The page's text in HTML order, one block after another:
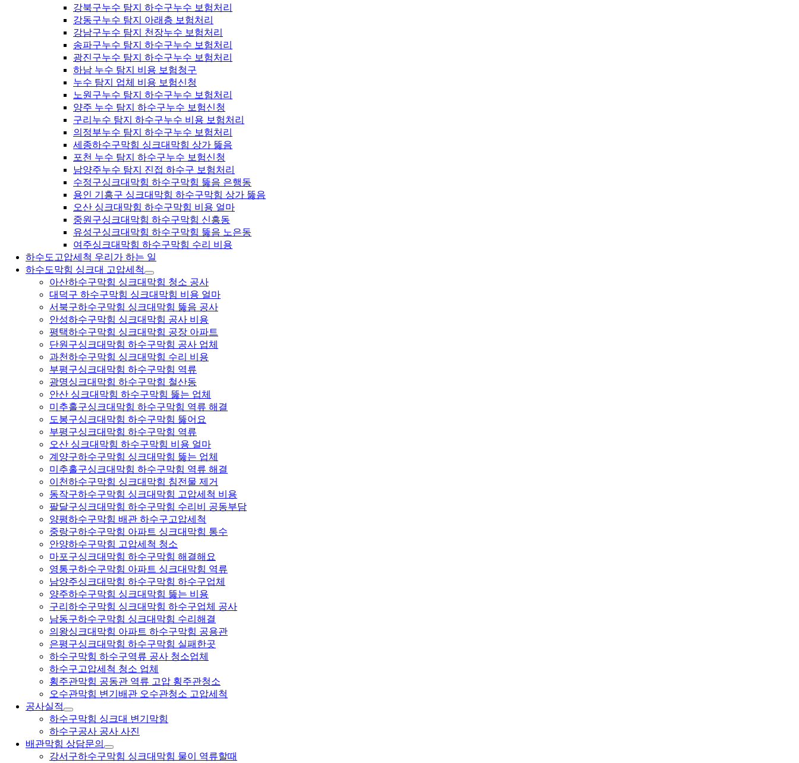
강북구누수 탐지 하수구누수 보험처리
강동구누수 탐지 아래층 보험처리
강남구누수 탐지 천장누수 보험처리
송파구누수 탐지 하수구누수 보험처리
광진구누수 탐지 하수구누수 보험처리
하남 누수 탐지 비용 보험청구
누수 탐지 업체 비용 보험신청
노원구누수 탐지 하수구누수 보험처리
양주 누수 탐지 하수구누수 보험신청
구리누수 탐지 하수구누수 비용 보험처리
의정부누수 탐지 하수구누수 보험처리
세종하수구막힘 싱크대막힘 상가 뚫음
포천 누수 탐지 하수구누수 보험신청
남양주누수 탐지 진접 하수구 보험처리
수정구싱크대막힘 하수구막힘 뚫음 은행동
용인 기흥구 싱크대막힘 하수구막힘 상가 뚫음
오산 싱크대막힘 하수구막힘 비용 얼마
중원구싱크대막힘 하수구막힘 신흥동
유성구싱크대막힘 하수구막힘 뚫음 노은동
여주싱크대막힘 하수구막힘 수리 비용
하수도고압세척 우리가 하는 일
하수도막힘 싱크대 고압세척
아산하수구막힘 싱크대막힘 청소 공사
대덕구 하수구막힘 싱크대막힘 비용 얼마
서북구하수구막힘 싱크대막힘 뚫음 공사
안성하수구막힘 싱크대막힘 공사 비용
평택하수구막힘 싱크대막힘 공장 아파트
단원구싱크대막힘 하수구막힘 공사 업체
과천하수구막힘 싱크대막힘 수리 비용
부평구싱크대막힘 하수구막힘 역류
광명싱크대막힘 하수구막힘 철산동
안산 싱크대막힘 하수구막힘 뚫는 업체
미추홀구싱크대막힘 하수구막힘 역류 해결
도봉구싱크대막힘 하수구막힘 뚫어요
부평구싱크대막힘 하수구막힘 역류
오산 싱크대막힘 하수구막힘 비용 얼마
계양구하수구막힘 싱크대막힘 뚫는 업체
미추홀구싱크대막힘 하수구막힘 역류 해결
이천하수구막힘 싱크대막힘 침전물 제거
동작구하수구막힘 싱크대막힘 고압세척 비용
팔달구싱크대막힘 하수구막힘 수리비 공동부담
양평하수구막힘 배관 하수구고압세척
중랑구하수구막힘 아파트 싱크대막힘 통수
안양하수구막힘 고압세척 청소
마포구싱크대막힘 하수구막힘 해결해요
영통구하수구막힘 아파트 싱크대막힘 역류
남양주싱크대막힘 하수구막힘 하수구업체
양주하수구막힘 싱크대막힘 뚫는 비용
구리하수구막힘 싱크대막힘 하수구업체 공사
남동구하수구막힘 싱크대막힘 수리해결
의왕싱크대막힘 아파트 하수구막힘 공용관
은평구싱크대막힘 하수구막힘 실패한곳
하수구막힘 하수구역류 공사 청소업체
하수구고압세척 청소 업체
횡주관막힘 공동관 역류 고압 횡주관청소
오수관막힘 변기배관 오수관청소 고압세척
공사실적
하수구막힘 싱크대 변기막힘
하수구공사 공사 사진
배관막힘 상담문의
강서구하수구막힘 싱크대막힘 물이 역류할때